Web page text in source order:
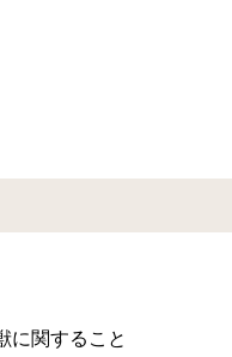
に関すること